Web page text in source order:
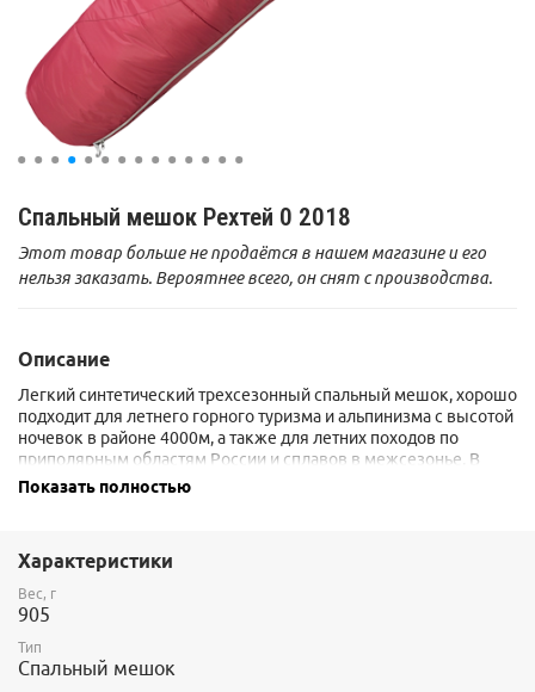
Спальный мешок Рехтей 0 2018
Этот товар больше не продаётся в нашем магазине и его
нельзя заказать. Вероятнее всего, он снят с производства.
Описание
Легкий синтетический трехсезонный спальный мешок, хорошо
подходит для летнего горного туризма и альпинизма с высотой
ночевок в районе 4000м, а также для летних походов по
приполярным областям России и сплавов в межсезонье. В
качестве утеплителя применен разработанный по заказу Sivera
185x73x46 - Цена: 7900 руб. Вес: 905 гр.
200x78x51 - Цена: 8300 руб. Вес: 968 гр.
215x83x56 - Цена: 8700 руб. Вес: 1160 гр.
Показать полностью
Характеристики
Вес, г
905
Тип
Спальный мешок